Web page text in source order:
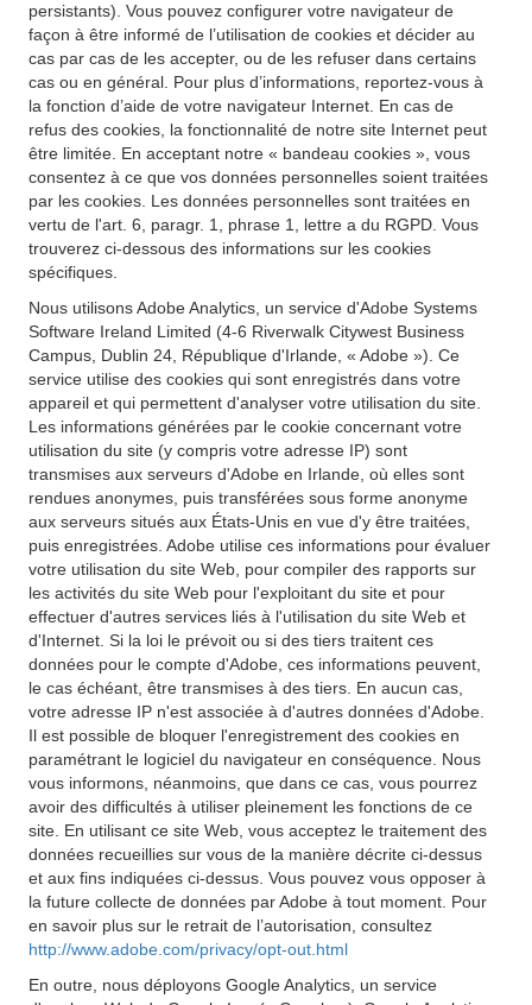
persistants). Vous pouvez configurer votre navigateur de
façon à être informé de l’utilisation de cookies et décider au
cas par cas de les accepter, ou de les refuser dans certains
cas ou en général. Pour plus d’informations, reportez-vous à
la fonction d’aide de votre navigateur Internet. En cas de
refus des cookies, la fonctionnalité de notre site Internet peut
être limitée. En acceptant notre « bandeau cookies », vous
consentez à ce que vos données personnelles soient traitées
par les cookies. Les données personnelles sont traitées en
vertu de l'art. 6, paragr. 1, phrase 1, lettre a du RGPD. Vous
trouverez ci-dessous des informations sur les cookies
spécifiques.
Nous utilisons Adobe Analytics, un service d'Adobe Systems
Software Ireland Limited (4-6 Riverwalk Citywest Business
Campus, Dublin 24, République d'Irlande, « Adobe »). Ce
service utilise des cookies qui sont enregistrés dans votre
appareil et qui permettent d'analyser votre utilisation du site.
Les informations générées par le cookie concernant votre
utilisation du site (y compris votre adresse IP) sont
transmises aux serveurs d'Adobe en Irlande, où elles sont
rendues anonymes, puis transférées sous forme anonyme
aux serveurs situés aux États-Unis en vue d'y être traitées,
puis enregistrées. Adobe utilise ces informations pour évaluer
votre utilisation du site Web, pour compiler des rapports sur
les activités du site Web pour l'exploitant du site et pour
effectuer d'autres services liés à l'utilisation du site Web et
d'Internet. Si la loi le prévoit ou si des tiers traitent ces
données pour le compte d'Adobe, ces informations peuvent,
le cas échéant, être transmises à des tiers. En aucun cas,
votre adresse IP n'est associée à d'autres données d'Adobe.
Il est possible de bloquer l'enregistrement des cookies en
paramétrant le logiciel du navigateur en conséquence. Nous
vous informons, néanmoins, que dans ce cas, vous pourrez
avoir des difficultés à utiliser pleinement les fonctions de ce
site. En utilisant ce site Web, vous acceptez le traitement des
données recueillies sur vous de la manière décrite ci-dessus
et aux fins indiquées ci-dessus. Vous pouvez vous opposer à
la future collecte de données par Adobe à tout moment. Pour
en savoir plus sur le retrait de l’autorisation, consultez
http://www.adobe.com/privacy/opt-out.html
En outre, nous déployons Google Analytics, un service